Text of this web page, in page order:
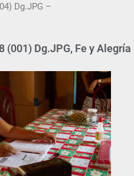
Dg.JPG –
(001) Dg.JPG, Fe y